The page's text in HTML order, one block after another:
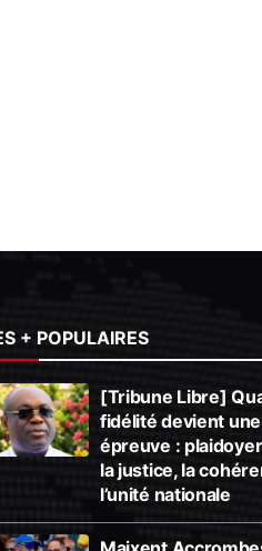
+ POPULAIRES
[Tribune Libre]
fidélité devient une
épreuve :
la justice, la
l’unité nationale